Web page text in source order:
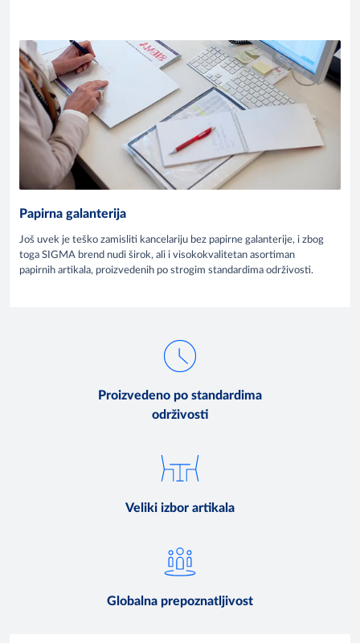
Papirna galanterija
Još uvek je teško zamisliti kancelariju bez papirne galanterije, i zbog
toga SIGMA brend nudi širok, ali i visokokvalitetan asortiman
papirnih artikala, proizvedenih po strogim standardima održivosti.
Proizvedeno po standardima
održivosti
Veliki izbor artikala
Globalna prepoznatljivost